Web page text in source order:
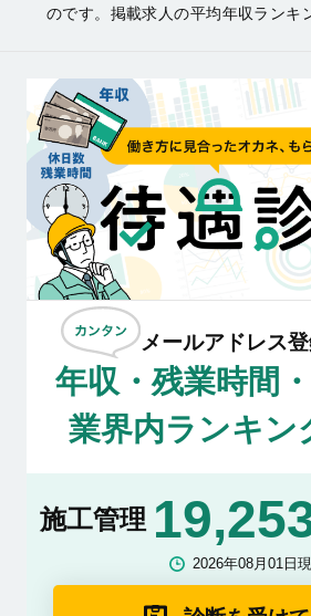
のです。掲載求人の平均年収ランキ
メールアドレス
年収・残業時間
業界内ランキン
施工管理
2026年08月01日